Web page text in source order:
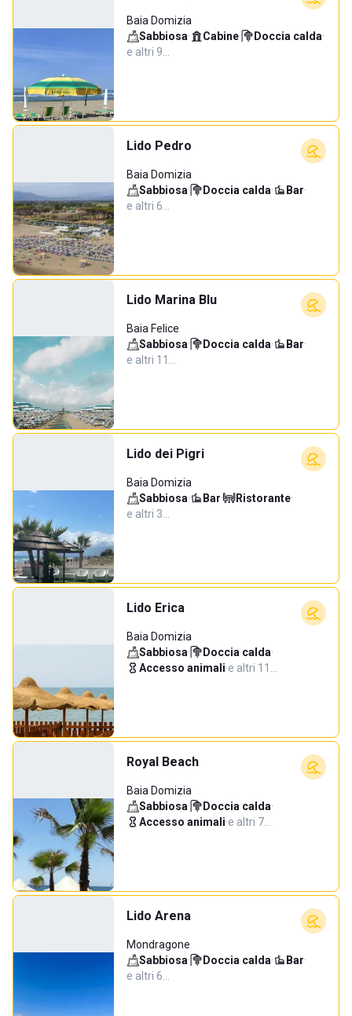
Baia Domizia
Sabbiosa· Cabine· Doccia calda·
e altri 9…
Lido Pedro
Baia Domizia
Sabbiosa· Doccia calda· Bar·
e altri 6…
Lido Marina Blu
Baia Felice
Sabbiosa· Doccia calda· Bar·
e altri 11…
Lido dei Pigri
Baia Domizia
Sabbiosa· Bar· Ristorante·
e altri 3…
Lido Erica
Baia Domizia
Sabbiosa· Doccia calda·
Accesso animali·e altri 11…
Royal Beach
Baia Domizia
Sabbiosa· Doccia calda·
Accesso animali·e altri 7…
Lido Arena
Mondragone
Sabbiosa· Doccia calda· Bar·
e altri 6…